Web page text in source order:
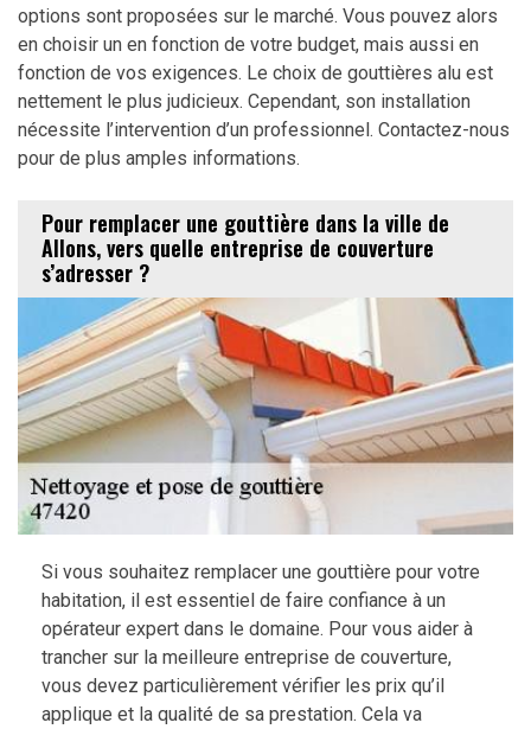
options sont proposées sur le marché. Vous pouvez alors
en choisir un en fonction de votre budget, mais aussi en
fonction de vos exigences. Le choix de gouttières alu est
nettement le plus judicieux. Cependant, son installation
nécessite l’intervention d’un professionnel. Contactez-nous
pour de plus amples informations.
Pour remplacer une gouttière dans la ville de
Allons, vers quelle entreprise de couverture
s’adresser ?
Si vous souhaitez remplacer une gouttière pour votre
habitation, il est essentiel de faire confiance à un
opérateur expert dans le domaine. Pour vous aider à
trancher sur la meilleure entreprise de couverture,
vous devez particulièrement vérifier les prix qu’il
applique et la qualité de sa prestation. Cela va